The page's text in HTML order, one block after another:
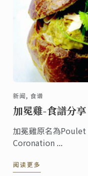
新闻, 食谱
加冕雞-食譜分享
加冕雞原名為
Coronation ...
阅读更多